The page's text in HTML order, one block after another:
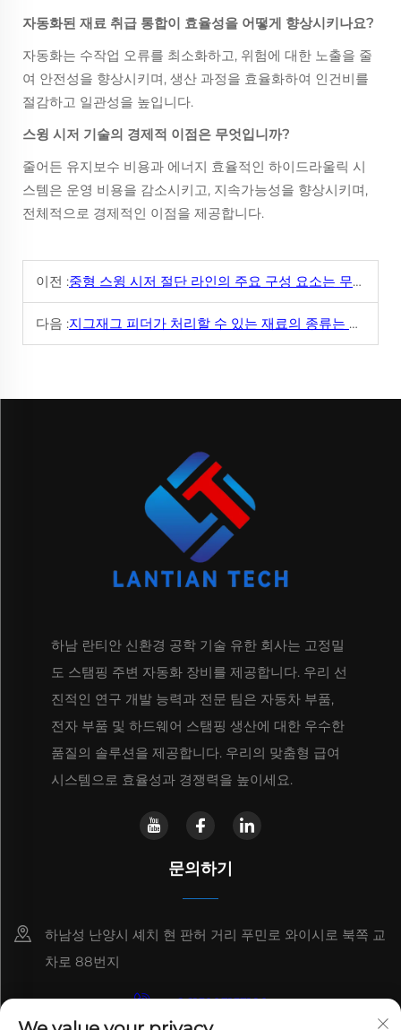
자동화된 재료 취급 통합이 효율성을 어떻게 향상시키나요?
자동화는 수작업 오류를 최소화하고, 위험에 대한 노출을 줄
여 안전성을 향상시키며, 생산 과정을 효율화하여 인건비를
절감하고 일관성을 높입니다.
스윙 시저 기술의 경제적 이점은 무엇입니까?
줄어든 유지보수 비용과 에너지 효율적인 하이드라울릭 시
스템은 운영 비용을 감소시키고, 지속가능성을 향상시키며,
전체적으로 경제적인 이점을 제공합니다.
이전 :중형 스윙 시저 절단 라인의 주요 구성 요소는 무엇입니까?
다음 :지그재그 피더가 처리할 수 있는 재료의 종류는 무엇인가요?
하남 란티안 신환경 공학 기술 유한 회사는 고정밀
도 스탬핑 주변 자동화 장비를 제공합니다. 우리 선
진적인 연구 개발 능력과 전문 팀은 자동차 부품,
전자 부품 및 하드웨어 스탬핑 생산에 대한 우수한
품질의 솔루션을 제공합니다. 우리의 맞춤형 급여
시스템으로 효율성과 경쟁력을 높이세요.
문의하기
하남성 난양시 셰치 현 판허 거리 푸민로 와이시로 북쪽 교
차로 88번지
+8615993153189